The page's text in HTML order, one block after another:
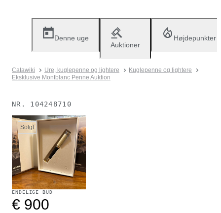
Denne uge
Auktioner
Højdepunkter
Catawiki Ure, kuglepenne og lightere
Kuglepenne og lightere
Eksklusive Montblanc Penne Auktion
NR. 104248710
Solgt
ENDELIGE BUD
€ 900